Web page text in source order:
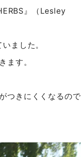
』（Lesley
ました。
ます。
つきにくくなるので